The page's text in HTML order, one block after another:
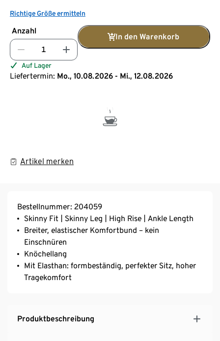
Richtige Größe ermitteln
Anzahl
In den Warenkorb
Auf Lager
Liefertermin: Mo., 10.08.2026 - Mi., 12.08.2026
Artikel merken
Bestellnummer: 204059
Skinny Fit | Skinny Leg | High Rise | Ankle Length
Breiter, elastischer Komfortbund – kein
Einschnüren
Knöchellang
Mit Elasthan: formbeständig, perfekter Sitz, hoher
Tragekomfort
Produktbeschreibung